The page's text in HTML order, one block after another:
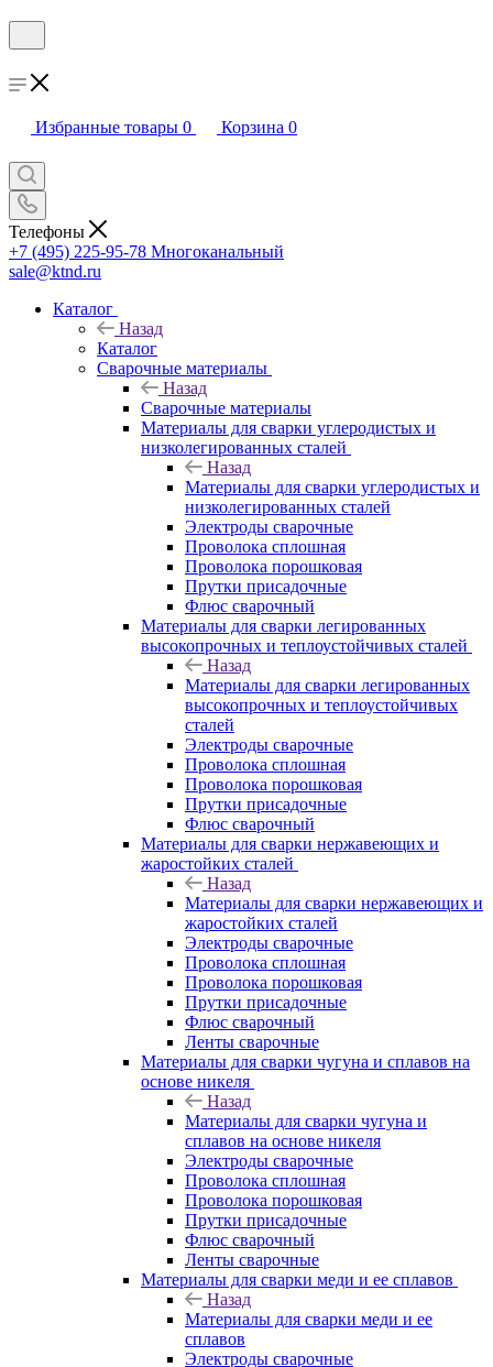
Избранные товары 0 Корзина 0
Телефоны
+7 (495) 225-95-78 Многоканальный
sale@ktnd.ru
Каталог
Назад
Каталог
Сварочные материалы
Назад
Сварочные материалы
Материалы для сварки углеродистых и
низколегированных сталей
Назад
Материалы для сварки углеродистых и
низколегированных сталей
Электроды сварочные
Проволока сплошная
Проволока порошковая
Прутки присадочные
Флюс сварочный
Материалы для сварки легированных
высокопрочных и теплоустойчивых сталей
Назад
Материалы для сварки легированных
высокопрочных и теплоустойчивых
сталей
Электроды сварочные
Проволока сплошная
Проволока порошковая
Прутки присадочные
Флюс сварочный
Материалы для сварки нержавеющих и
жаростойких сталей
Назад
Материалы для сварки нержавеющих и
жаростойких сталей
Электроды сварочные
Проволока сплошная
Проволока порошковая
Прутки присадочные
Флюс сварочный
Ленты сварочные
Материалы для сварки чугуна и сплавов на
основе никеля
Назад
Материалы для сварки чугуна и
сплавов на основе никеля
Электроды сварочные
Проволока сплошная
Проволока порошковая
Прутки присадочные
Флюс сварочный
Ленты сварочные
Материалы для сварки меди и ее сплавов
Назад
Материалы для сварки меди и ее
сплавов
Электроды сварочные